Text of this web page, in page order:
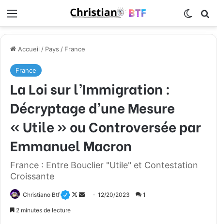
Accueil / Pays / France
France
La Loi sur l’Immigration :
Décryptage d’une Mesure
« Utile » ou Controversée par
Emmanuel Macron
France : Entre Bouclier "Utile" et Contestation
Croissante
Christiano Btf
F
12/20/2023 1
2 minutes de lecture